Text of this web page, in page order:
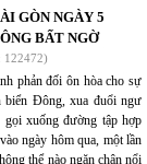
GÒN NGÀY 5
BẤT NGỜ
122472)
phản đối ôn hòa cho sự
biển Đông, xua đuổi ngư
xuống đường tập hợp
ngày hôm qua, một lần
thể nào ngăn chận nổi